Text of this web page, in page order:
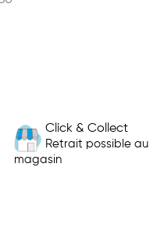
Click & Collect
Retrait possible au
magasin